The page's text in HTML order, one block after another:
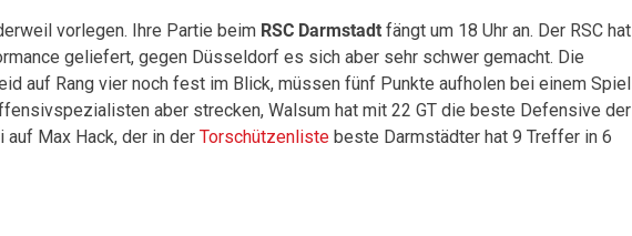
vorlegen. Ihre Partie beim RSC Darmstadtfängt um 18 Uhr an. Der RSC hat
geliefert, gegen Düsseldorf es sich aber sehr schwer gemacht. Die
auf Rang vier noch fest im Blick, müssen fünf Punkte aufholen bei einem Spiel
aber strecken, Walsum hat mit 22 GT die beste Defensive der
Max Hack, der in der Torschützenlistebeste Darmstädter hat 9 Treffer in 6